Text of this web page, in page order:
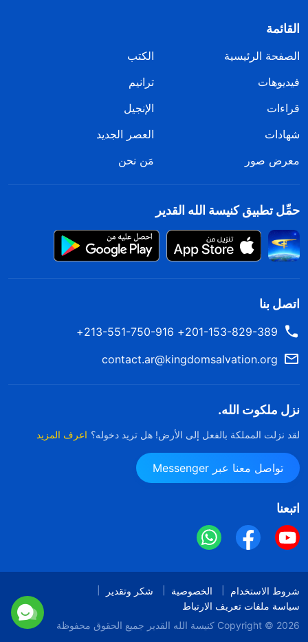
القائمة
الصفحة الرئيسية
الكتب
فيديوهات
ترانيم
قراءات
الإنجيل
شهادات
العصر الجديد
معرض صور
مَن نحن
حمِّل تطبيق كنيسة الله القدير
اتصل بنا
201-153-829-389+ 213-551-750-916+
contact.ar@kingdomsalvation.org
نزل ملكوت الله.
لقد نزلت المملكة بالفعل إلى الأرض! هل تريد دخوله؟ اعرف المزيد
تواصل معنا عبر Messenger
اتبعنا
شروط الاستخدام الخصوصية
شكر وتقدير
سياسة ملفات تعريف الارتباط
Copyright © 2026 كنيسة الله القدير جميع الحقوق محفوظة